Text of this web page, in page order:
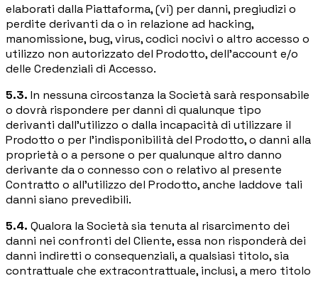
elaborati dalla Piattaforma, (vi) per danni, pregiudizi o
perdite derivanti da o in relazione ad hacking,
manomissione, bug, virus, codici nocivi o altro accesso o
utilizzo non autorizzato del Prodotto, dell'account e/o
delle Credenziali di Accesso.
5.3. In nessuna circostanza la Società sarà responsabile
o dovrà rispondere per danni di qualunque tipo
derivanti dall'utilizzo o dalla incapacità di utilizzare il
Prodotto o per l'indisponibilità del Prodotto, o danni alla
proprietà o a persone o per qualunque altro danno
derivante da o connesso con o relativo al presente
Contratto o all'utilizzo del Prodotto, anche laddove tali
danni siano prevedibili.
5.4. Qualora la Società sia tenuta al risarcimento dei
danni nei confronti del Cliente, essa non risponderà dei
danni indiretti o consequenziali, a qualsiasi titolo, sia
contrattuale che extracontrattuale, inclusi, a mero titolo